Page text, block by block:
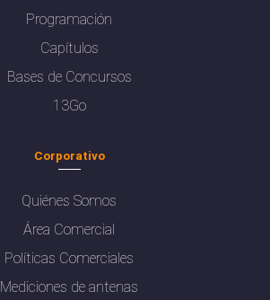
Programación
Capítulos
Bases de Concursos
13Go
Corporativo
Quiénes Somos
Área Comercial
Políticas Comerciales
Mediciones de antenas